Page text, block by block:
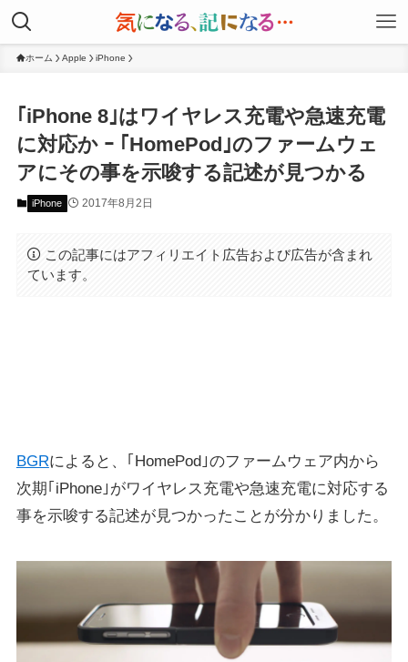
ホーム Apple iPhone
｢iPhone 8｣はワイヤレス充電や急速充電
に対応か ｰ ｢HomePod｣のファームウェ
アにその事を示唆する記述が見つかる
iPhone 2017年8月2日
この記事にはアフィリエイト広告および広告が含まれ
ています。
BGRによると、｢HomePod｣のファームウェア内から
次期｢iPhone｣がワイヤレス充電や急速充電に対応する
事を示唆する記述が見つかったことが分かりました。